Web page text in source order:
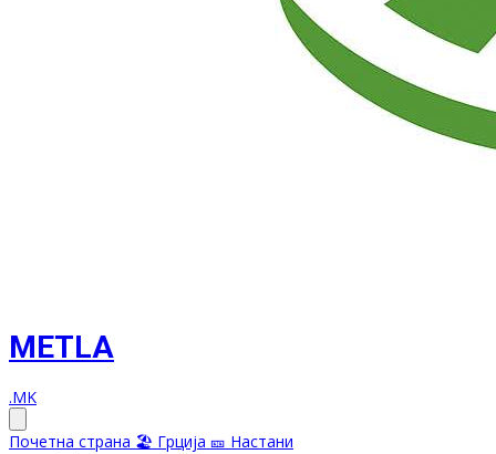
METLA
.MK
Почетна страна 🏖️ Грција 🎫 Настани